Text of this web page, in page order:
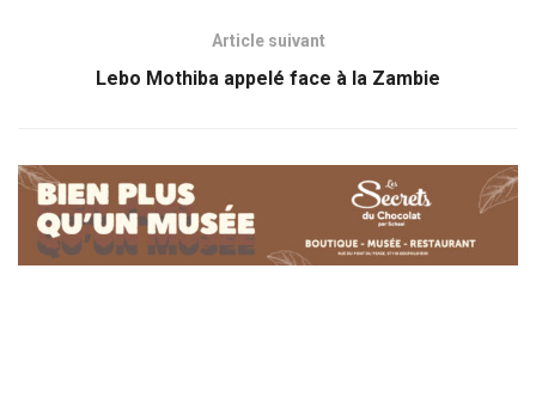
Article suivant
Lebo Mothiba appelé face à la Zambie